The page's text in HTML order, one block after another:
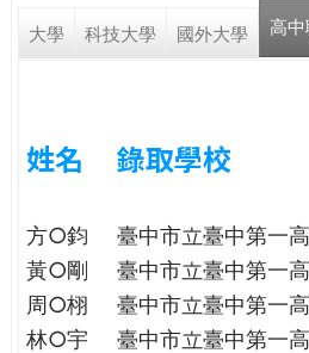
r
h
r
e
大學 科技大學 國外大學 高
姓名 錄取學校
方○鈞 臺中市立臺中第一
黃○剛
臺中市立臺中第一
周○栩
臺中市立臺中第一
林○宇
臺中市立臺中第一